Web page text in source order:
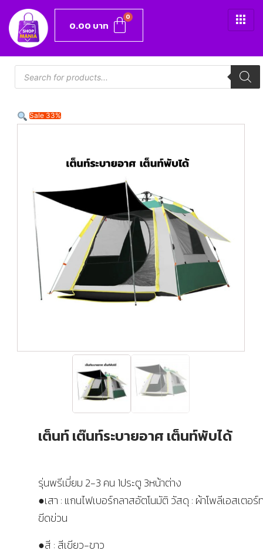
0.00 บาท
Sale 33%
เต็นท์ เต๊นท์ระบายอาศ เต็นท์พับได้
รุ่นพรีเมี่ยม 2-3 คน 1ประตู 3หน้าต่าง
●เสา : แกนไฟเบอร์กลาสอัตโนมัติ วัสดุ : ผ้าโพลีเอสเตอ
ขีดข่วน
●สี : สีเขียว-ขาว